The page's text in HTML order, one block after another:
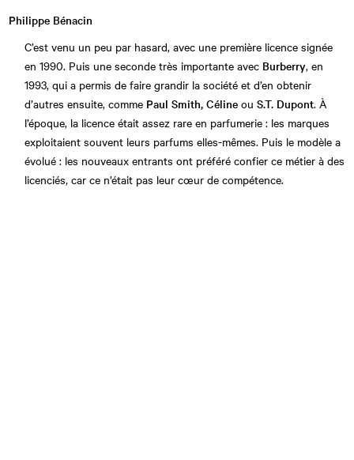
Philippe Bénacin
C’est venu un peu par hasard, avec une première licence signée
en 1990. Puis une seconde très importante avec Burberry, en
1993, qui a permis de faire grandir la société et d’en obtenir
d’autres ensuite, comme Paul Smith, Céline ouS.T. Dupont. À
l’époque, la licence était assez rare en parfumerie : les marques
exploitaient souvent leurs parfums elles-mêmes. Puis le modèle a
évolué : les nouveaux entrants ont préféré confier ce métier à des
licenciés, car ce n’était pas leur cœur de compétence.